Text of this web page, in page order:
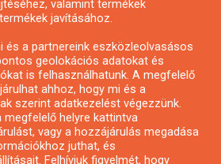
valamint termékek
javításához.
és a partnereink eszközleolvasásos
geolokációs adatokat és
is felhasználhatunk. A megfelelő
ahhoz, hogy mi és a
szerint adatkezelést végezzünk.
megfelelő helyre kattintva
vagy a hozzájárulás megadása
juthat, és
Felhívjuk figyelmét, hogy